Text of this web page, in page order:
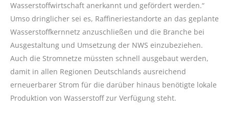
Wasserstoffwirtschaft anerkannt und gefördert werden.“
Umso dringlicher sei es, Raffineriestandorte an das geplante
Wasserstoffkernnetz anzuschließen und die Branche bei
Ausgestaltung und Umsetzung der NWS einzubeziehen.
Auch die Stromnetze müssten schnell ausgebaut werden,
damit in allen Regionen Deutschlands ausreichend
erneuerbarer Strom für die darüber hinaus benötigte lokale
Produktion von Wasserstoff zur Verfügung steht.